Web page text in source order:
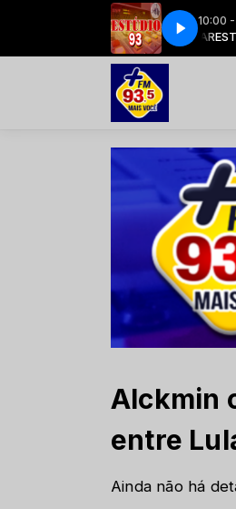
10:00 -
ESTÚDIO 93 com GIOVANI CEZAR
Alckmin
entre
Ainda não há